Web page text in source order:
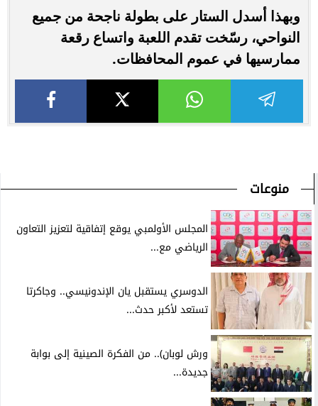
وبهذا أسدل الستار على بطولة ناجحة من جميع
النواحي، رسّخت تقدم اللعبة واتساع رقعة
ممارسيها في عموم المحافظات.
منوعات
المجلس الأولمبي يوقع إتفاقية لتعزيز التعاون
الرياضي مع...
الدوسري يستقبل يان الإندونيسي.. وجاكرتا
تستعد لأكبر حدث...
ورش لوبان).. من الفكرة الصينية إلى بوابة
جديدة...